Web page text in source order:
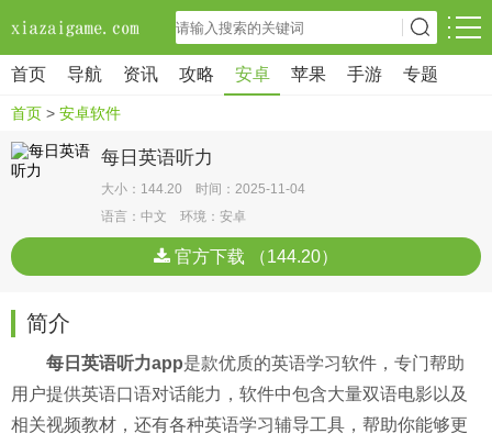
首页 导航 资讯 攻略 安卓 苹果 手游 专题
首页 > 安卓软件
每日英语听力
大小：144.20 时间：2025-11-04
语言：中文 环境：安卓
官方下载 （144.20）
简介
每日英语听力app是款优质的英语学习软件，专门帮助
用户提供英语口语对话能力，软件中包含大量双语电影以及
相关视频教材，还有各种英语学习辅导工具，帮助你能够更